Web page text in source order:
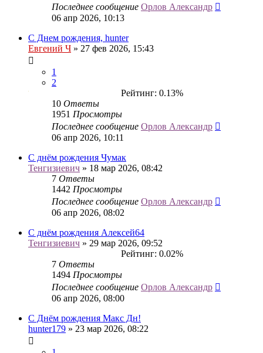
Последнее сообщение Орлов Александр
06 апр 2026, 10:13
С Днем рождения, hunter
Евгений Ч » 27 фев 2026, 15:43
1
2
Рейтинг: 0.13%
10 Ответы
1951 Просмотры
Последнее сообщение Орлов Александр
06 апр 2026, 10:11
С днём рождения Чумак
Тенгизиевич » 18 мар 2026, 08:42
7 Ответы
1442 Просмотры
Последнее сообщение Орлов Александр
06 апр 2026, 08:02
С днём рождения Алексей64
Тенгизиевич » 29 мар 2026, 09:52
Рейтинг: 0.02%
7 Ответы
1494 Просмотры
Последнее сообщение Орлов Александр
06 апр 2026, 08:00
С Днём рождения Макс Дн!
hunter179 » 23 мар 2026, 08:22